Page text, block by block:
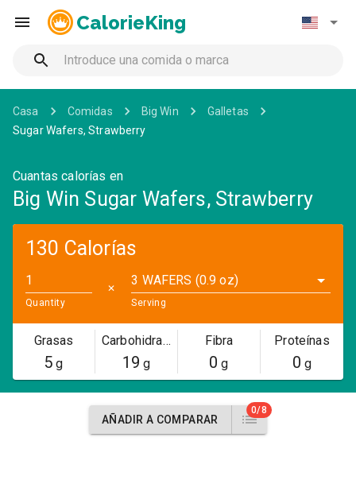
CalorieKing
Casa Comidas Big Win
Galletas
Sugar Wafers, Strawberry
Cuantas calorías en
Big Win Sugar Wafers, Strawberry
130 Calorías
Quantity
✕
3 WAFERS (0.9 oz)
Serving
Grasas
5 g
Carbohidratos
19 g
Fibra
0 g
Proteínas
0 g
AÑADIR A COMPARAR
0/8